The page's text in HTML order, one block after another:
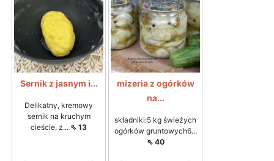
Sernik z jasnym i...
Delikatny, kremowy
sernik na kruchym
cieście, z... ⇖ 13
mizeria z ogórków
na...
składniki:5 kg świeżych
ogórków gruntowych6...
⇖ 40